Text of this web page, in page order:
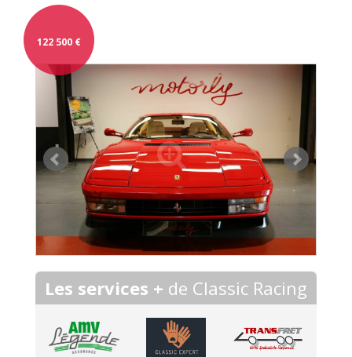
122 500€
Les services + de Classic Racing